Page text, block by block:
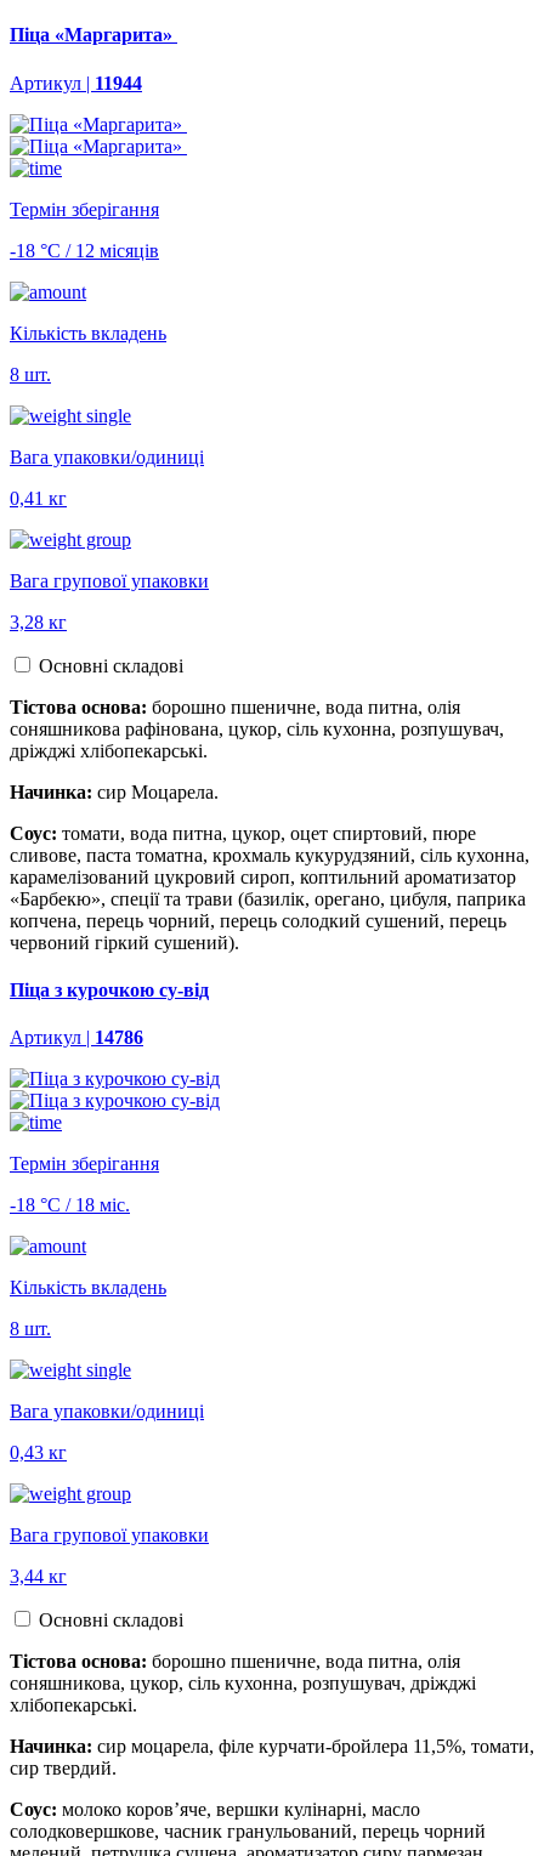
Піца «Маргарита»
Артикул | 11944
Термін зберігання
-18 °С / 12 місяців
Кількість вкладень
8 шт.
Вага упаковки/одиниці
0,41 кг
Вага групової упаковки
3,28 кг
Основні складові
Тістова основа: борошно пшеничне, вода питна, олія
соняшникова рафінована, цукор, сіль кухонна, розпушувач,
дріжджі хлібопекарські.
Начинка: сир Моцарела.
Соус: томати, вода питна, цукор, оцет спиртовий, пюре
сливове, паста томатна, крохмаль кукурудзяний, сіль кухонна,
карамелізований цукровий сироп, коптильний ароматизатор
«Барбекю», спеції та трави (базилік, орегано, цибуля, паприка
копчена, перець чорний, перець солодкий сушений, перець
червоний гіркий сушений).
Піца з курочкою су-від
Артикул | 14786
Термін зберігання
-18 °С / 18 міс.
Кількість вкладень
8 шт.
Вага упаковки/одиниці
0,43 кг
Вага групової упаковки
3,44 кг
Основні складові
Тістова основа: борошно пшеничне, вода питна, олія
соняшникова, цукор, сіль кухонна, розпушувач, дріжджі
хлібопекарські.
Начинка: сир моцарела, філе курчати-бройлера 11,5%, томати,
сир твердий.
Соус: молоко коров’яче, вершки кулінарні, масло
солодковершкове, часник гранульований, перець чорний